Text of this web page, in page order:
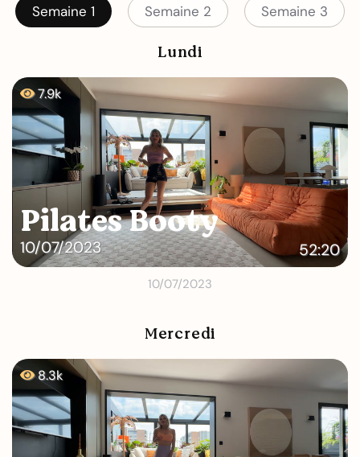
Semaine 1 Semaine 2 Semaine 3
Lundi
Pilates Booty
10/07/2023 52:20
7.9k
10/07/2023
Mercredi
8.3k